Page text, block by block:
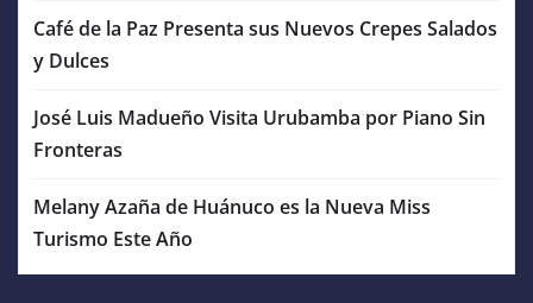
Café de la Paz Presenta sus Nuevos Crepes Salados
y Dulces
José Luis Madueño Visita Urubamba por Piano Sin
Fronteras
Melany Azaña de Huánuco es la Nueva Miss
Turismo Este Año